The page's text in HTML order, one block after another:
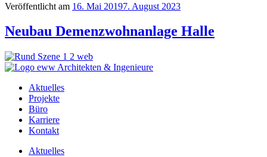
Veröffentlicht am 16. Mai 20197. August 2023
Neubau Demenzwohnanlage Halle
Aktuelles
Projekte
Büro
Karriere
Kontakt
Aktuelles